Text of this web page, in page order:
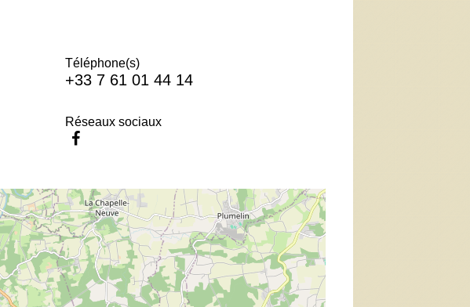
Téléphone(s)
+33 7 61 01 44 14
Réseaux sociaux